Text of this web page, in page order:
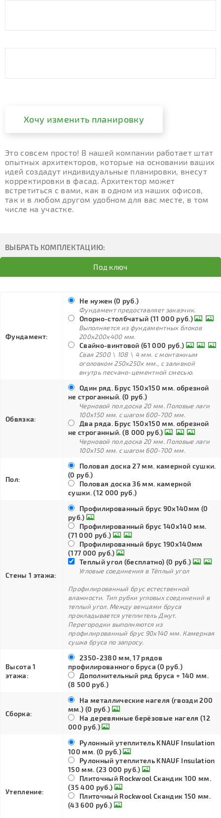
Хочу изменить планировку
Это совсем просто! В нашей компании работает штат
опытных архитекторов, которые на основании ваших
идей создадут индивидуальные планировки, внесут
корректировки в фасад. Архитектор может
встретиться с вами, как в одном из наших офисов,
так и в любом другом удобном для вас месте, в том
числе на участке.
ВЫБРАТЬ КОМПЛЕКТАЦИЮ:
Под ключ
Фундамент:
Не нужен (0 руб.)
Фундамент предоставляет заказчик.
Опорно-столбчатый (11 000 руб.)
Выполняется из фундаментных блоков
200х200х400 мм.
Свайно-винтовой (61 000 руб.)
Свая 2500 \ 108 \ 4 мм. с монтажным
оголовком 250х250х мм., с заливкой
внутрь песчано-цементной смесью.
Обвязка:
Один ряд. Брус 150х150 мм. обрезной
не строганный. (0 руб.)
Черновой пол доска 20 мм. Половые лаги
100х150 мм. с шагом 600-700 мм.
Два ряда. Брус 150х150 мм. обрезной
не строганный. (8 000 руб.)
Черновой пол доска 20 мм. Половые лаги
100х150 мм. с шагом 600-700 мм.
Пол:
Половая доска 27 мм. камерной сушки.
(0 руб.)
Половая доска 36 мм. камерной
сушки. (12 000 руб.)
Стены 1 этажа:
Профилированный брус 90х140мм (0
руб.)
Профилированный брус 140х140 мм.
(71 000 руб.)
Профилированный брус 190х140мм
(177 000 руб.)
Теплый угол (бесплатно) (0 руб.)
Угловые соединения в Тёплый угол
Профилированный брус естественной
влажности. Тип рубки угловых соединений в
теплый угол. Между венцами бруса
прокладывается утеплитель Джут.
Перегородки выполняются из
профилированный брус 90х140 мм. Камерная
сушка бруса по запросу.
Высота 1
этажа:
2350-2380 мм, 17 рядов
профилированного бруса (0 руб.)
Дополнительный ряд бруса + 140 мм.
(8 500 руб.)
Сборка:
На металлические нагеля (гвозди 200
мм.) (0 руб.)
На деревянные берёзовые нагеля (12
000 руб.)
Утепление:
Рулонный утеплитель KNAUF Insulation
100 мм. (0 руб.)
Рулонный утеплитель KNAUF Insulation
150 мм. (23 000 руб.)
Плиточный Rockwool Скандик 100 мм.
(35 400 руб.)
Плиточный Rockwool Скандик 150 мм.
(43 600 руб.)